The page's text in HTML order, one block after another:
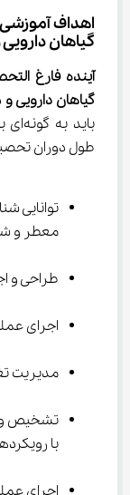
اهداف آموزشی
گیاهان
آینده فارغ
گیاﻫﺎن دارویی
طول دوران
معطر و
طراحی و
اجرای عملیات
مدیریت
با